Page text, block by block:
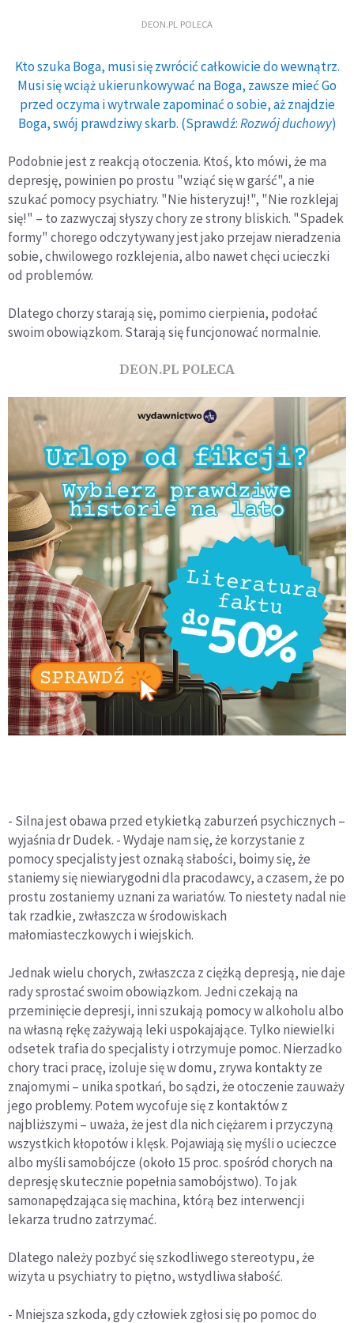
DEON.PL POLECA
Kto szuka Boga, musi się zwrócić całkowicie do wewnątrz.
Musi się wciąż ukierunkowywać na Boga, zawsze mieć Go
przed oczyma i wytrwale zapominać o sobie, aż znajdzie
Boga, swój prawdziwy skarb. (Sprawdź:Rozwój duchowy)
Podobnie jest z reakcją otoczenia. Ktoś, kto mówi, że ma
depresję, powinien po prostu "wziąć się w garść", a nie
szukać pomocy psychiatry. "Nie histeryzuj!", "Nie rozklejaj
się!" – to zazwyczaj słyszy chory ze strony bliskich. "Spadek
formy" chorego odczytywany jest jako przejaw nieradzenia
sobie, chwilowego rozklejenia, albo nawet chęci ucieczki
od problemów.
Dlatego chorzy starają się, pomimo cierpienia, podołać
swoim obowiązkom. Starają się funcjonować normalnie.
DEON.PL POLECA
- Silna jest obawa przed etykietką zaburzeń psychicznych –
wyjaśnia dr Dudek. - Wydaje nam się, że korzystanie z
pomocy specjalisty jest oznaką słabości, boimy się, że
staniemy się niewiarygodni dla pracodawcy, a czasem, że po
prostu zostaniemy uznani za wariatów. To niestety nadal nie
tak rzadkie, zwłaszcza w środowiskach
małomiasteczkowych i wiejskich.
Jednak wielu chorych, zwłaszcza z ciężką depresją, nie daje
rady sprostać swoim obowiązkom. Jedni czekają na
przeminięcie depresji, inni szukają pomocy w alkoholu albo
na własną rękę zażywają leki uspokajające. Tylko niewielki
odsetek trafia do specjalisty i otrzymuje pomoc. Nierzadko
chory traci pracę, izoluje się w domu, zrywa kontakty ze
znajomymi – unika spotkań, bo sądzi, że otoczenie zauważy
jego problemy. Potem wycofuje się z kontaktów z
najbliższymi – uważa, że jest dla nich ciężarem i przyczyną
wszystkich kłopotów i klęsk. Pojawiają się myśli o ucieczce
albo myśli samobójcze (około 15 proc. spośród chorych na
depresję skutecznie popełnia samobójstwo). To jak
samonapędzająca się machina, którą bez interwencji
lekarza trudno zatrzymać.
Dlatego należy pozbyć się szkodliwego stereotypu, że
wizyta u psychiatry to piętno, wstydliwa słabość.
- Mniejsza szkoda, gdy człowiek zgłosi się po pomoc do